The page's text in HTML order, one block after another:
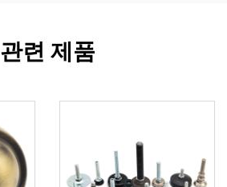
관련 제품